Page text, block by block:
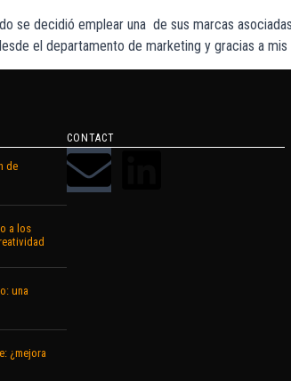
se decidió emplear una de sus marcas
el departamento de marketing y gracias a mis
de
a los
una
¿mejora
CONTACT